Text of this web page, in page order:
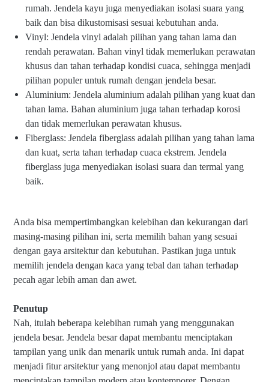
rumah. Jendela kayu juga menyediakan isolasi suara yang
baik dan bisa dikustomisasi sesuai kebutuhan anda.
Vinyl: Jendela vinyl adalah pilihan yang tahan lama dan
rendah perawatan. Bahan vinyl tidak memerlukan perawatan
khusus dan tahan terhadap kondisi cuaca, sehingga menjadi
pilihan populer untuk rumah dengan jendela besar.
Aluminium: Jendela aluminium adalah pilihan yang kuat dan
tahan lama. Bahan aluminium juga tahan terhadap korosi
dan tidak memerlukan perawatan khusus.
Fiberglass: Jendela fiberglass adalah pilihan yang tahan lama
dan kuat, serta tahan terhadap cuaca ekstrem. Jendela
fiberglass juga menyediakan isolasi suara dan termal yang
baik.
Anda bisa mempertimbangkan kelebihan dan kekurangan dari
masing-masing pilihan ini, serta memilih bahan yang sesuai
dengan gaya arsitektur dan kebutuhan. Pastikan juga untuk
memilih jendela dengan kaca yang tebal dan tahan terhadap
pecah agar lebih aman dan awet.
Penutup
Nah, itulah beberapa kelebihan rumah yang menggunakan
jendela besar. Jendela besar dapat membantu menciptakan
tampilan yang unik dan menarik untuk rumah anda. Ini dapat
menjadi fitur arsitektur yang menonjol atau dapat membantu